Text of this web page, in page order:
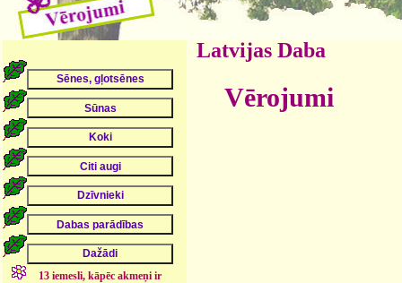
13 iemesli, kāpēc akmeņi ir
Latvijas Daba
Vērojumi